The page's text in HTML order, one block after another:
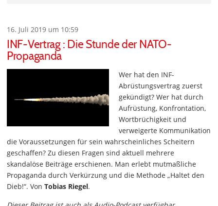
16. Juli 2019 um 10:59
INF-Vertrag : Die Stunde der NATO-
Propaganda
Wer hat den INF-
Abrüstungsvertrag zuerst
gekündigt? Wer hat durch
Aufrüstung, Konfrontation,
Wortbrüchigkeit und
verweigerte Kommunikation
die Voraussetzungen für sein wahrscheinliches Scheitern
geschaffen? Zu diesen Fragen sind aktuell mehrere
skandalöse Beiträge erschienen. Man erlebt mutmaßliche
Propaganda durch Verkürzung und die Methode „Haltet den
Dieb!“. Von Tobias Riegel.